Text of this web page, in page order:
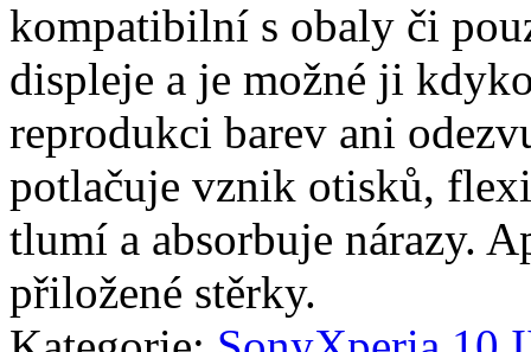
kompatibilní s obaly či
displeje a je možné ji
reprodukci barev ani
potlačuje vznik otisků,
tlumí a absorbuje nárazy.
přiložené stěrky.